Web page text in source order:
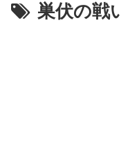
巣伏の戦